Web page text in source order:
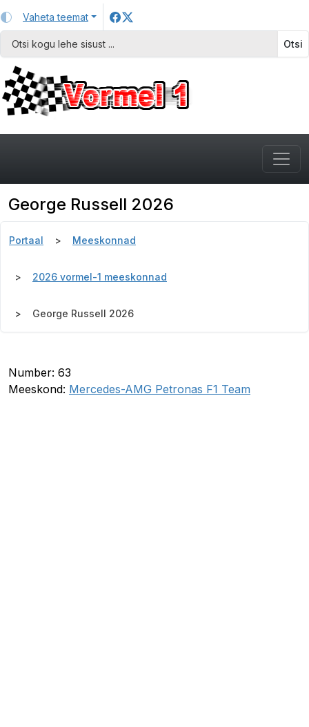
Vaheta teemat
Otsi
George Russell 2026
Portaal Meeskonnad
2026 vormel-1 meeskonnad
George Russell 2026
Number: 63
Meeskond: Mercedes-AMG Petronas F1 Team